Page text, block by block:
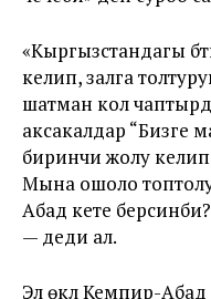
«Кыргызстандагы
келип, залга
шатман кол
аксакалдар “Бизге
биринчи жолу
Мына ошоло
Абад кете
— деди ал.
Эл өкүлү Кемпир-